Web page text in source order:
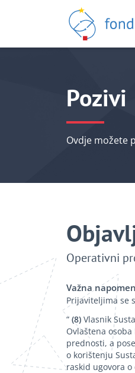
Pozivi
Ovdje možete
Operativni
Važna
Prijaviteljima se
“ (8) Vlasnik
Ovlaštena
prednosti, a
o korištenju
raskid ugovora